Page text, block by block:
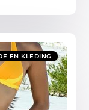
EN KLEDING